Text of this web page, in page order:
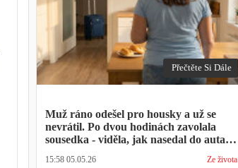
Přečtěte Si Dále
Muž ráno odešel pro housky a už se
nevrátil. Po dvou hodinách zavolala
sousedka - viděla, jak nasedal do auta s
týden pomáhala balit na služební cestu
15:58 05.05.26 Ze života